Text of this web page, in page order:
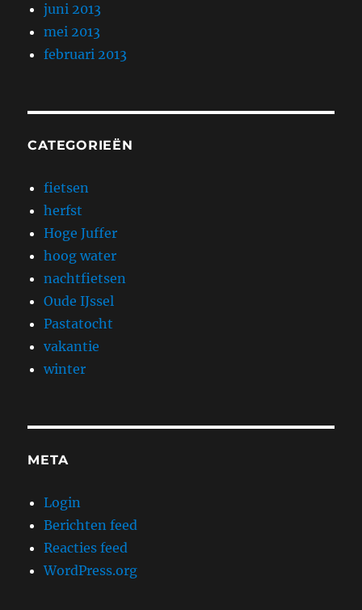
juni 2013
mei 2013
februari 2013
CATEGORIEËN
fietsen
herfst
Hoge Juffer
hoog water
nachtfietsen
Oude IJssel
Pastatocht
vakantie
winter
META
Login
Berichten feed
Reacties feed
WordPress.org